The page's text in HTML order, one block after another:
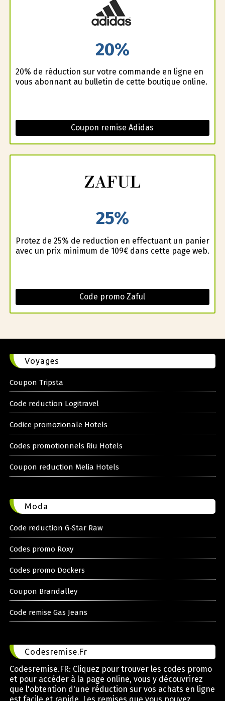
20%
20% de réduction sur votre commande en ligne en
vous abonnant au bulletin de cette boutique online.
Coupon remise Adidas
25%
Profitez de 25% de reduction en effectuant un panier
avec un prix minimum de 109€ dans cette page web.
Code promo Zaful
Voyages
Coupon Tripsta
Code reduction Logitravel
Codice promozionale Hotels
Codes promotionnels Riu Hotels
Coupon reduction Melia Hotels
Moda
Code reduction G-Star Raw
Codes promo Roxy
Codes promo Dockers
Coupon Brandalley
Code remise Gas Jeans
Codesremise.Fr
Codesremise.FR: Cliquez pour trouver les codes promo
et pour accéder à la page online, vous y découvrirez
que l'obtention d'une réduction sur vos achats en ligne